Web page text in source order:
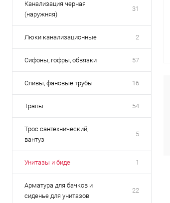
Канализация черная
(наружняя)
31
Люки канализационные 2
Сифоны, гофры, обвязки 57
Сливы, фановые трубы 16
Трапы 54
Трос сантехнический,
вантуз
5
Унитазы и биде 1
Арматура для бачков и
сиденье для унитазов
22